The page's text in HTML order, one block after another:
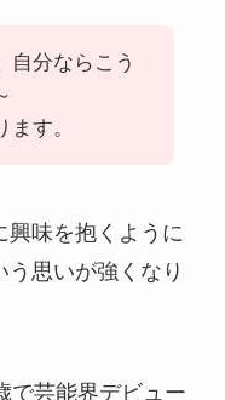
自分ならこう
す。
興味を抱くように
思いが強くなり
で芸能界デビュー